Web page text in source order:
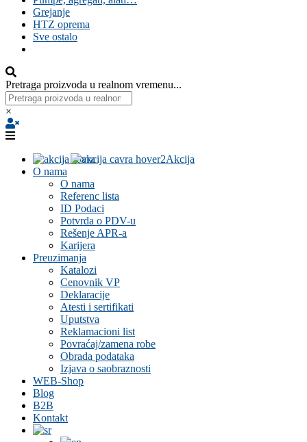
Grejanje
HTZ oprema
Sve ostalo
Pretraga proizvoda u realnom vremenu...
×
Akcija
O nama
O nama
Referenc lista
ID Podaci
Potvrda o PDV-u
Rešenje APR-a
Karijera
Preuzimanja
Katalozi
Cenovnik VP
Deklaracije
Atesti i sertifikati
Uputstva
Reklamacioni list
Povraćaj/zamena robe
Obrada podataka
Izjava o saobraznosti
WEB-Shop
Blog
B2B
Kontakt